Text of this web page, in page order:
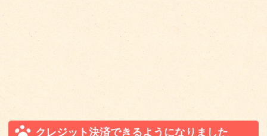
クレジット決済できるようになりました